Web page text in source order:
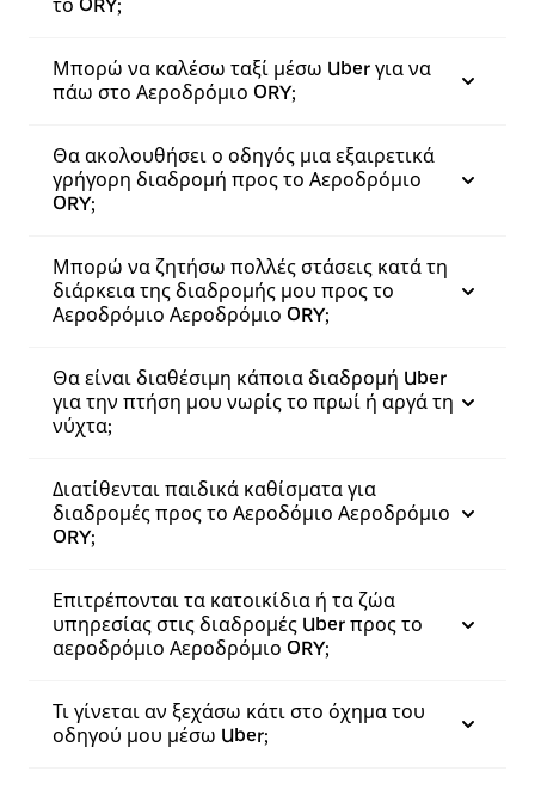
το ORY;
Μπορώ να καλέσω ταξί μέσω Uber για να
πάω στο Αεροδρόμιο ORY;
Θα ακολουθήσει ο οδηγός μια εξαιρετικά
γρήγορη διαδρομή προς το Αεροδρόμιο
ORY;
Μπορώ να ζητήσω πολλές στάσεις κατά τη
διάρκεια της διαδρομής μου προς το
Αεροδρόμιο Αεροδρόμιο ORY;
Θα είναι διαθέσιμη κάποια διαδρομή Uber
για την πτήση μου νωρίς το πρωί ή αργά τη
νύχτα;
Διατίθενται παιδικά καθίσματα για
διαδρομές προς το Αεροδόμιο Αεροδρόμιο
ORY;
Επιτρέπονται τα κατοικίδια ή τα ζώα
υπηρεσίας στις διαδρομές Uber προς το
αεροδρόμιο Αεροδρόμιο ORY;
Τι γίνεται αν ξεχάσω κάτι στο όχημα του
οδηγού μου μέσω Uber;